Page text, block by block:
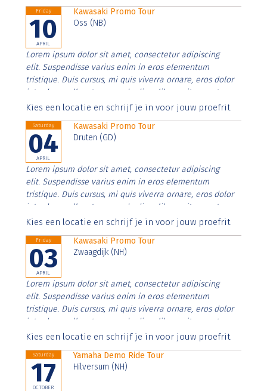
Friday
10
APRIL
Kawasaki Promo Tour
Oss (NB)
Lorem ipsum dolor sit amet, consectetur adipiscing
elit. Suspendisse varius enim in eros elementum
tristique. Duis cursus, mi quis viverra ornare, eros dolor
interdum nulla, ut commodo diam libero vitae erat.
Aenean faucibus nibh et justo cursus id rutrum lorem
Kies een locatie en schrijf je in voor jouw proefrit
Saturday
04
APRIL
Kawasaki Promo Tour
Druten (GD)
Lorem ipsum dolor sit amet, consectetur adipiscing
elit. Suspendisse varius enim in eros elementum
tristique. Duis cursus, mi quis viverra ornare, eros dolor
interdum nulla, ut commodo diam libero vitae erat.
Aenean faucibus nibh et justo cursus id rutrum lorem
Kies een locatie en schrijf je in voor jouw proefrit
Friday
03
APRIL
Kawasaki Promo Tour
Zwaagdijk (NH)
Lorem ipsum dolor sit amet, consectetur adipiscing
elit. Suspendisse varius enim in eros elementum
tristique. Duis cursus, mi quis viverra ornare, eros dolor
interdum nulla, ut commodo diam libero vitae erat.
Aenean faucibus nibh et justo cursus id rutrum lorem
Kies een locatie en schrijf je in voor jouw proefrit
Saturday
17
OCTOBER
Yamaha Demo Ride Tour
Hilversum (NH)